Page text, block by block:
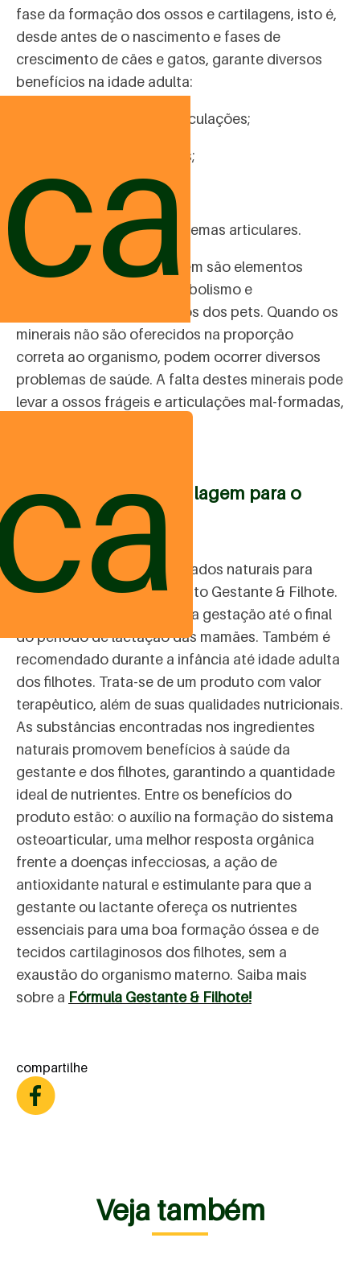
fase da formação dos ossos e cartilagens, isto é,
desde antes de o nascimento e fases de
crescimento de cães e gatos, garante diversos
benefícios na idade adulta:
Maior flexibilidade das articulações;
Melhor formação de ossos;
Boa formação dos dentes;
Menor ocorrência de problemas articulares.
O cálcio e o fósforo também são elementos
fundamentais para o metabolismo e
desenvolvimento dos ossos dos pets. Quando os
minerais não são oferecidos na proporção
correta ao organismo, podem ocorrer diversos
problemas de saúde. A falta destes minerais pode
levar a ossos frágeis e articulações mal-formadas,
Como oferecer a cartilagem para o
filhote
A Botica Pets oferece cuidados naturais para
este momento: o suplemento Gestante & Filhote.
É indicado desde o início da gestação até o final
do período de lactação das mamães. Também é
recomendado durante a infância até idade adulta
dos filhotes. Trata-se de um produto com valor
terapêutico, além de suas qualidades nutricionais.
As substâncias encontradas nos ingredientes
naturais promovem benefícios à saúde da
gestante e dos filhotes, garantindo a quantidade
ideal de nutrientes. Entre os benefícios do
produto estão: o auxílio na formação do sistema
osteoarticular, uma melhor resposta orgânica
frente a doenças infecciosas, a ação de
antioxidante natural e estimulante para que a
gestante ou lactante ofereça os nutrientes
essenciais para uma boa formação óssea e de
tecidos cartilaginosos dos filhotes, sem a
exaustão do organismo materno. Saiba mais
sobre a Fórmula Gestante & Filhote!
compartilhe
Veja também